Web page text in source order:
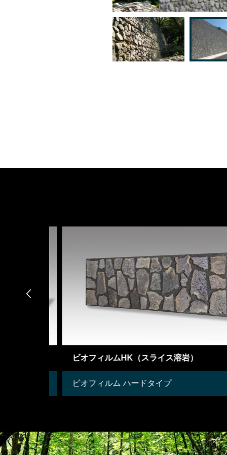
ビオフィルムHK（スライス溶岩）
ビオフィルム ハードタイプ
